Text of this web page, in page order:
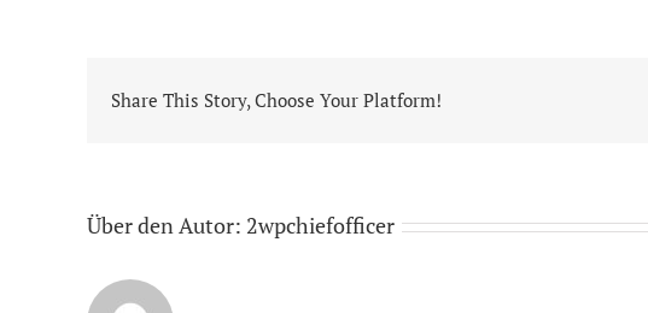
Share This Story, Choose Your Platform!
Über den Autor: 2wpchiefofficer